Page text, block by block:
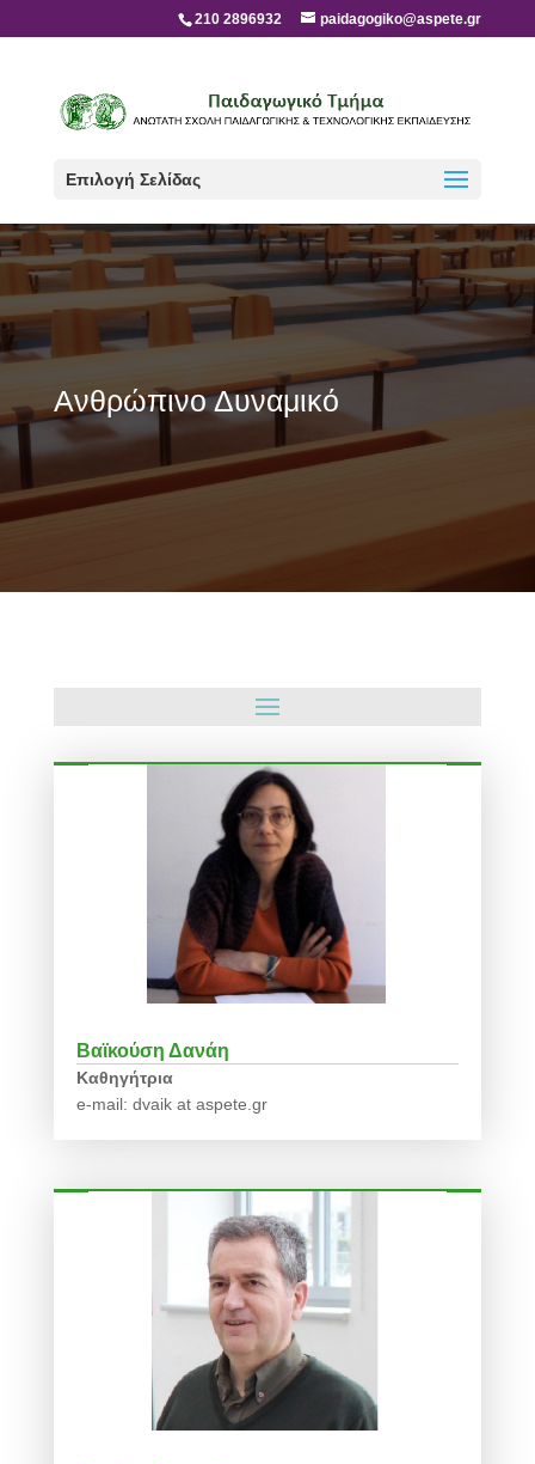
210 2896932 paidagogiko@aspete.gr
Επιλογή Σελίδας
Ανθρώπινο Δυναμικό
Βαϊκούση Δανάη
Καθηγήτρια
e-mail: dvaik at aspete.gr